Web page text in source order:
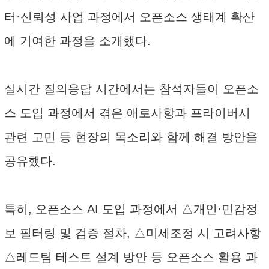
터·신뢰성 사업 과정에서 오픈소스 생태계 확산
에 기여한 과정을 소개했다.
실시간 질의응답 시간에서는 참석자들이 오픈소
스 도입 과정에서 겪은 애로사항과 프라이버시
관련 고민 등 현장의 목소리와 함께 해결 방안을
공유했다.
특히, 오픈소스 AI 도입 과정에서 △개인·민감정
보 필터링 및 검증 절차, △미세조정 시 고려사항
△레드팀 테스트 설계 방안 등 오픈소스 활용 과